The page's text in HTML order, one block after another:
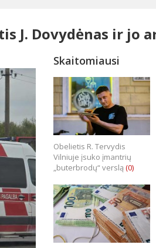
J. Dovydėnas ir jo
Skaitomiausi
Obelietis R. Tervydis
Vilniuje įsuko įmantrių
„buterbrodų“ verslą (0)